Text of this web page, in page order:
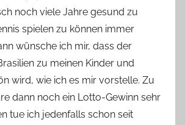
noch viele Jahre gesund zu
spielen zu können immer
wünsche ich mir, dass der
zu meinen Kinder und
wird, wie ich es mir vorstelle. Zu
dann noch ein Lotto-Gewinn sehr
tue ich jedenfalls schon seit